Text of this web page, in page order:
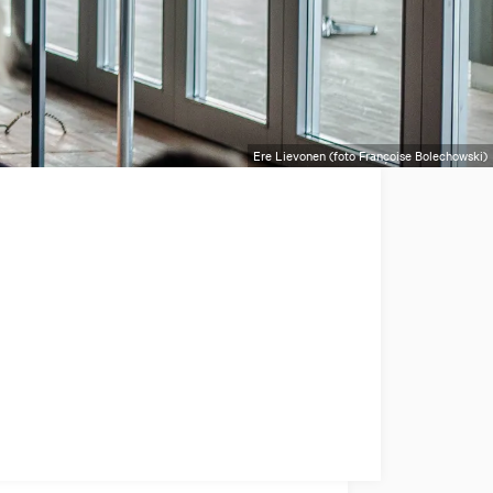
Ere Lievonen (foto Françoise Bolechowski)